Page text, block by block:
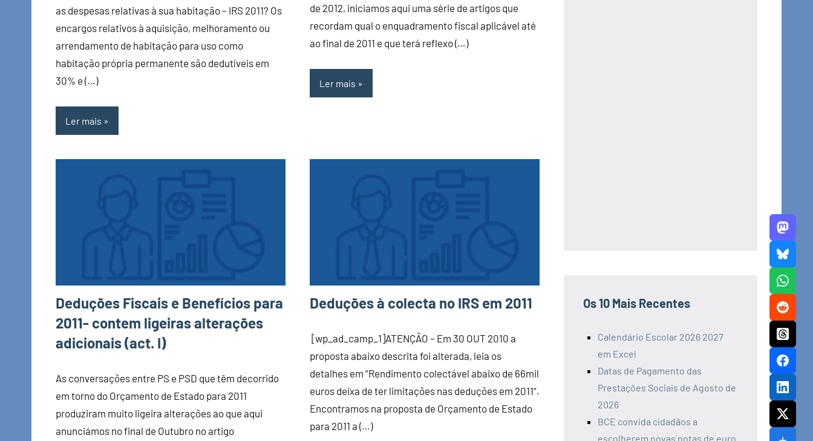
as despesas relativas à sua habitação – IRS 2011? Os
encargos relativos à aquisição, melhoramento ou
arrendamento de habitação para uso como
habitação própria permanente são dedutíveis em
30% e (…)
Ler mais
de 2012, iniciamos aqui uma série de artigos que
recordam qual o enquadramento fiscal aplicável até
ao final de 2011 e que terá reflexo (…)
Ler mais
Deduções Fiscais e Benefícios para
2011- contem ligeiras alterações
adicionais (act. I)
As conversações entre PS e PSD que têm decorrido
em torno do Orçamento de Estado para 2011
produziram muito ligeira alterações ao que aqui
anunciámos no final de Outubro no artigo
Deduções à colecta no IRS em 2011
[wp_ad_camp_1]ATENÇÃO – Em 30 OUT 2010 a
proposta abaixo descrita foi alterada, leia os
detalhes em “Rendimento colectável abaixo de 66mil
euros deixa de ter limitações nas deduções em 2011“.
Encontramos na proposta de Orçamento de Estado
para 2011 a (…)
Os 10 Mais Recentes
Calendário Escolar 2026 2027
em Excel
Datas de Pagamento das
Prestações Sociais de Agosto de
2026
BCE convida cidadãos a
escolherem novas notas de euro